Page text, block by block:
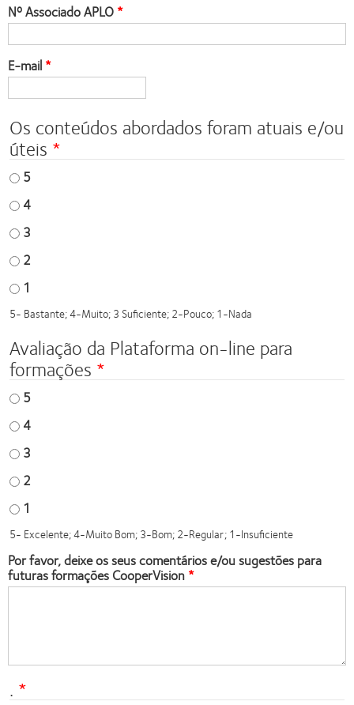
Nº Associado APLO
E-mail
Os conteúdos abordados foram atuais e/ou
úteis
5
4
3
2
1
5- Bastante; 4-Muito; 3 Suficiente; 2-Pouco; 1-Nada
Avaliação da Plataforma on-line para
formações
5
4
3
2
1
5- Excelente; 4-Muito Bom; 3-Bom; 2-Regular; 1-Insuficiente
Por favor, deixe os seus comentários e/ou sugestões para
futuras formações CooperVision
.